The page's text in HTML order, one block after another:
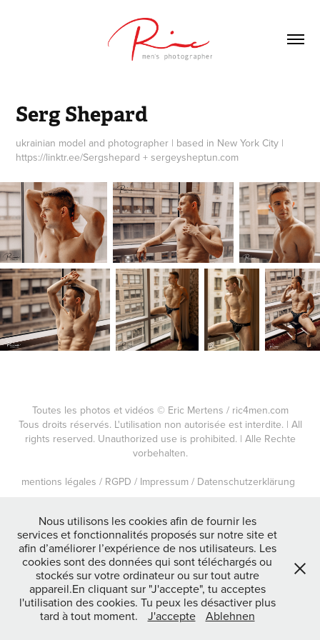
Serg Shepard
ukrainian model and photographer | based in New York City |
https://linktr.ee/Sergshepard + sergeysheptun.com
Toutes les photos et vidéos © Eric Mertens / ric4men.com
Tous droits réservés. L'utilisation non autorisée est interdite. | All
rights reserved. Unauthorized use is prohibited. | Alle Rechte
vorbehalten.
mentions légales / RGPD / Impressum / Datenschutzerklärung
Nous utilisons les cookies afin de fournir les
services et fonctionnalités proposés sur notre site et
afin d’améliorer l’expérience de nos utilisateurs. Les
cookies sont des données qui sont téléchargés ou
stockés sur votre ordinateur ou sur tout autre
appareil.En cliquant sur "J'accepte", tu acceptes
l'utilisation des cookies. Tu peux les désactiver plus
tard à tout moment.
J'accepte Ablehnen